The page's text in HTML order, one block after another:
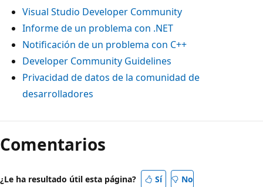
Visual Studio Developer Community
Informe de un problema con .NET
Notificación de un problema con C++
Developer Community Guidelines
Privacidad de datos de la comunidad de
desarrolladores
Comentarios
¿Le ha resultado útil esta página? Sí No